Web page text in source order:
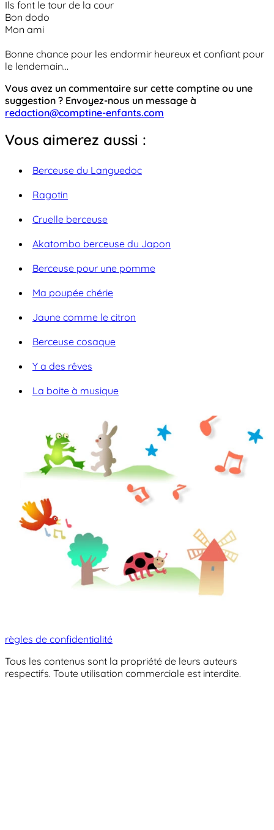
Ils font le tour de la cour
Bon dodo
Mon ami
Bonne chance pour les endormir heureux et confiant pour
le lendemain...
Vous avez un commentaire sur cette comptine ou une
suggestion ? Envoyez-nous un message à
redaction@comptine-enfants.com
Vous aimerez aussi :
Berceuse du Languedoc
Ragotin
Cruelle berceuse
Akatombo berceuse du Japon
Berceuse pour une pomme
Ma poupée chérie
Jaune comme le citron
Berceuse cosaque
Y a des rêves
La boite à musique
règles de confidentialité
Tous les contenus sont la propriété de leurs auteurs
respectifs. Toute utilisation commerciale est interdite.